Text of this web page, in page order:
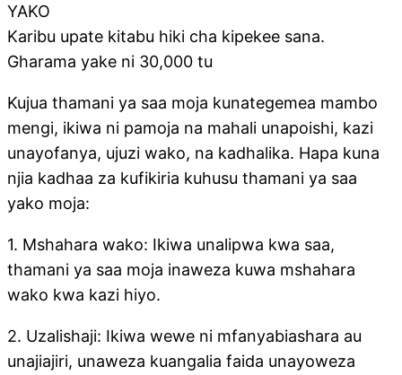
Karibu upate kitabu hiki cha kipekee sana.
Gharama yake ni 30,000 tu
Kujua thamani ya saa moja kunategemea mambo
mengi, ikiwa ni pamoja na mahali unapoishi, kazi
unayofanya, ujuzi wako, na kadhalika. Hapa kuna
njia kadhaa za kufikiria kuhusu thamani ya saa
yako moja:
1. Mshahara wako: Ikiwa unalipwa kwa saa,
thamani ya saa moja inaweza kuwa mshahara
wako kwa kazi hiyo.
2. Uzalishaji: Ikiwa wewe ni mfanyabiashara au
unajiajiri, unaweza kuangalia faida unayoweza